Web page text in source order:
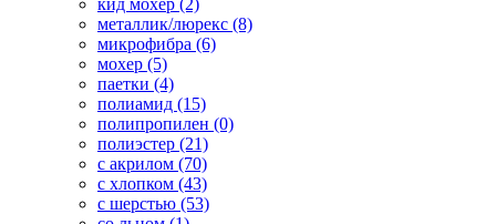
кид мохер (2)
металлик/люрекс (8)
микрофибра (6)
мохер (5)
паетки (4)
полиамид (15)
полипропилен (0)
полиэстер (21)
с акрилом (70)
с хлопком (43)
с шерстью (53)